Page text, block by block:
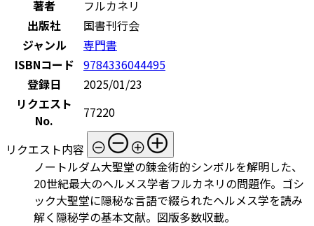
著者
フルカネリ
出版社
国書刊行会
ジャンル
専門書
ISBNコード 9784336044495
登録日
2025/01/23
リクエスト
No.
77220
リクエスト内容
ノートルダム大聖堂の錬金術的シンボルを解明した、
20世紀最大のヘルメス学者フルカネリの問題作。ゴシ
ック大聖堂に隠秘な言語で綴られたヘルメス学を読み
解く隠秘学の基本文献。図版多数収載。